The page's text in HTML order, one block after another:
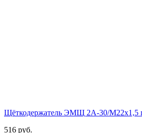
Щёткодержатель ЭМЩ 2А-30/М22х1,5
516 руб.